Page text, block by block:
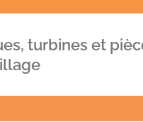
turbines et